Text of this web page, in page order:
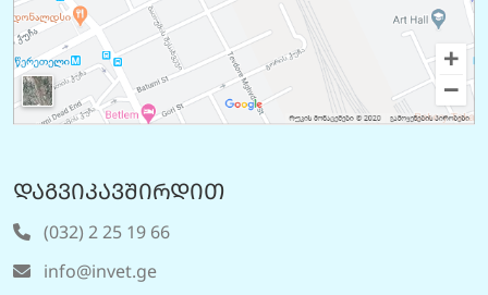
დაგვიკავშირდით
(032) 2 25 19 66
info@invet.ge